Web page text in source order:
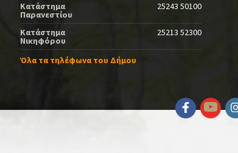
Κατάστημα
Παρανεστίου
25243 50100
Κατάστημα
Νικηφόρου
25213 52300
Όλα τα τηλέφωνα του Δήμου